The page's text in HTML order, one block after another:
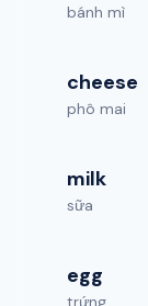
bánh mì
cheese
phô mai
milk
sữa
egg
trứng